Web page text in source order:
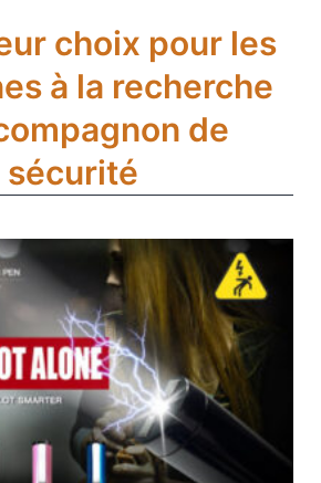
choix pour les
à la recherche
de
sécurité